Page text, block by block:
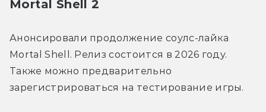
Mortal Shell 2
Анонсировали продолжение соулс-лайка
Mortal Shell. Релиз состоится в 2026 году.
Также можно предварительно
зарегистрироваться на тестирование игры.